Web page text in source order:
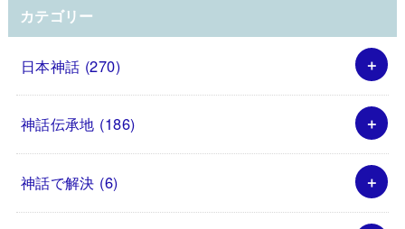
カテゴリー
日本神話 (270)
神話伝承地 (186)
神話で解決 (6)